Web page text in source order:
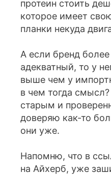
протеин стоить
которое имеет
планки некуда
А если бренд
адекватный, то у
выше чем у
в чем тогда
старым и
доверяю как-то
они уже.
Напомню, что в
на Айхерб, уже